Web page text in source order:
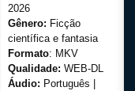
2026
Gênero: Ficção
científica e fantasia
Formato: MKV
Qualidade: WEB-DL
Áudio: Português |